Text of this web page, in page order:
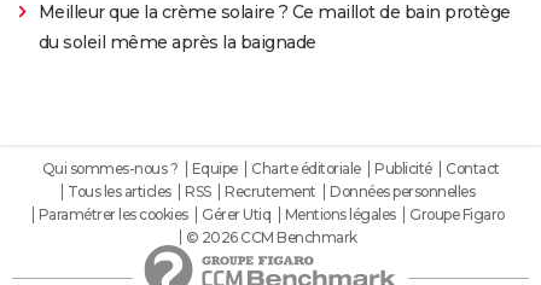
Meilleur que la crème solaire ? Ce maillot de bain protège
du soleil même après la baignade
Qui sommes-nous ? Equipe Charte éditoriale Publicité
Contact
Tous les articles
RSS Recrutement
Données personnelles
Paramétrer les cookies
Gérer Utiq Mentions légales
Groupe Figaro
© 2026 CCM Benchmark